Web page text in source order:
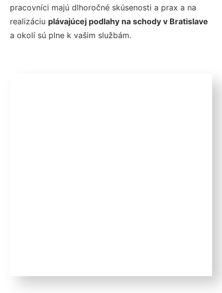
pracovníci majú dlhoročné skúsenosti a prax a na
realizáciu plávajúcej podlahy na schody v Bratislave
a okolí sú plne k vašim službám.